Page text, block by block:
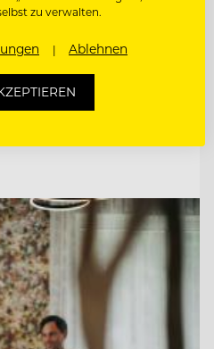
(M/W/D)
zu verwalten.
Ablehnen